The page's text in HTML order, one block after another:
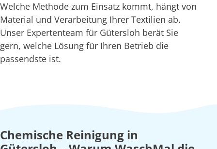
Welche Methode zum Einsatz kommt, hängt von
Material und Verarbeitung Ihrer Textilien ab.
Unser Expertenteam für Gütersloh berät Sie
gern, welche Lösung für Ihren Betrieb die
passendste ist.
Chemische Reinigung in